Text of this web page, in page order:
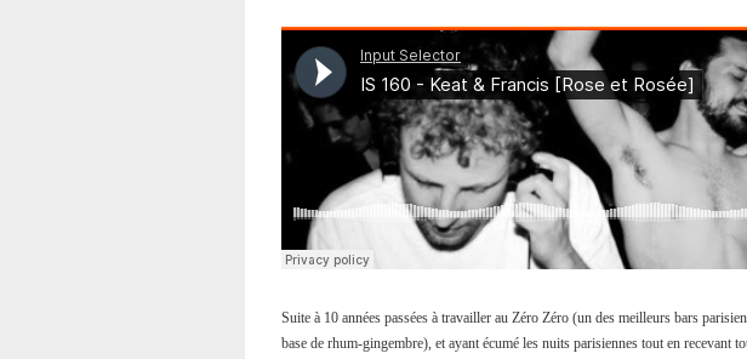
Suite à 10 années passées à travailler au Zéro Zéro (un des meilleurs bars
base de rhum-gingembre), et ayant écumé les nuits parisiennes tout en recevant